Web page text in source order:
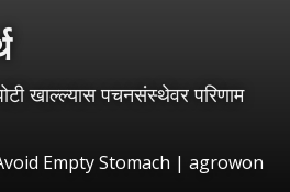
खाल्ल्यास पचनसंस्थेवर परिणाम
Empty Stomach | agrowon